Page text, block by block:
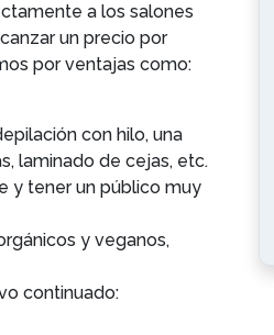
a los salones
un precio por
por ventajas como:
con hilo, una
laminado de cejas, etc.
y tener un público muy
y veganos,
continuado: